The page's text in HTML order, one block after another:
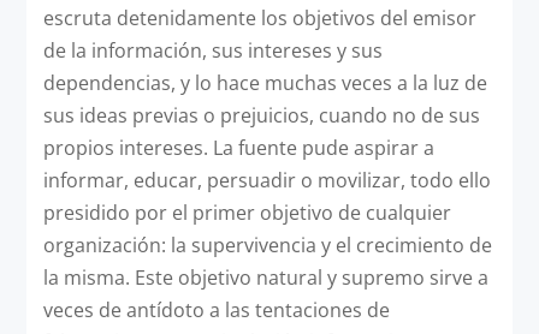
escruta detenidamente los objetivos del emisor
de la información, sus intereses y sus
dependencias, y lo hace muchas veces a la luz de
sus ideas previas o prejuicios, cuando no de sus
propios intereses. La fuente pude aspirar a
informar, educar, persuadir o movilizar, todo ello
presidido por el primer objetivo de cualquier
organización: la supervivencia y el crecimiento de
la misma. Este objetivo natural y supremo sirve a
veces de antídoto a las tentaciones de